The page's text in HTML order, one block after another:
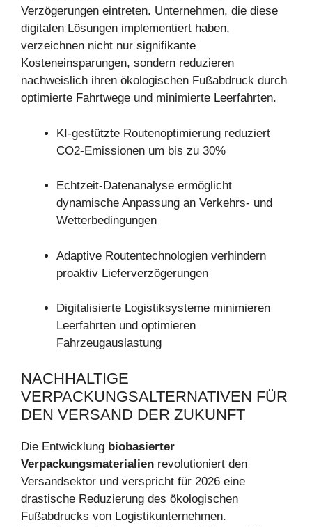
Verzögerungen eintreten. Unternehmen, die diese
digitalen Lösungen implementiert haben,
verzeichnen nicht nur signifikante
Kosteneinsparungen, sondern reduzieren
nachweislich ihren ökologischen Fußabdruck durch
optimierte Fahrtwege und minimierte Leerfahrten.
KI-gestützte Routenoptimierung reduziert
CO2-Emissionen um bis zu 30%
Echtzeit-Datenanalyse ermöglicht
dynamische Anpassung an Verkehrs- und
Wetterbedingungen
Adaptive Routentechnologien verhindern
proaktiv Lieferverzögerungen
Digitalisierte Logistiksysteme minimieren
Leerfahrten und optimieren
Fahrzeugauslastung
NACHHALTIGE
VERPACKUNGSALTERNATIVEN FÜR
DEN VERSAND DER ZUKUNFT
Die Entwicklung biobasierter
Verpackungsmaterialien revolutioniert den
Versandsektor und verspricht für 2026 eine
drastische Reduzierung des ökologischen
Fußabdrucks von Logistikunternehmen.